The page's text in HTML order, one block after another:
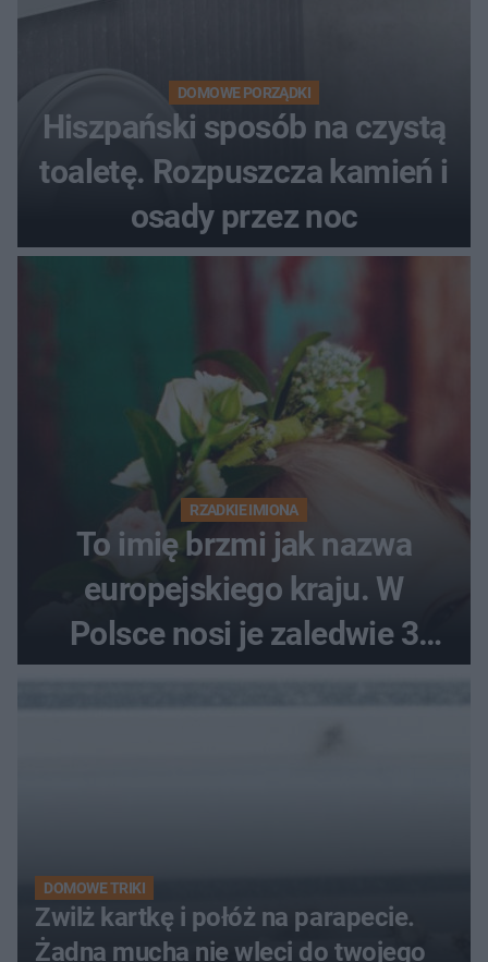
DOMOWE PORZĄDKI
Hiszpański sposób na czystą
toaletę. Rozpuszcza kamień i
osady przez noc
RZADKIE IMIONA
To imię brzmi jak nazwa
europejskiego kraju. W
Polsce nosi je zaledwie 3
DOMOWE TRIKI
Zwilż kartkę i połóż na parapecie.
Żadna mucha nie wleci do twojego